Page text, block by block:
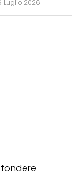
Luglio 2026